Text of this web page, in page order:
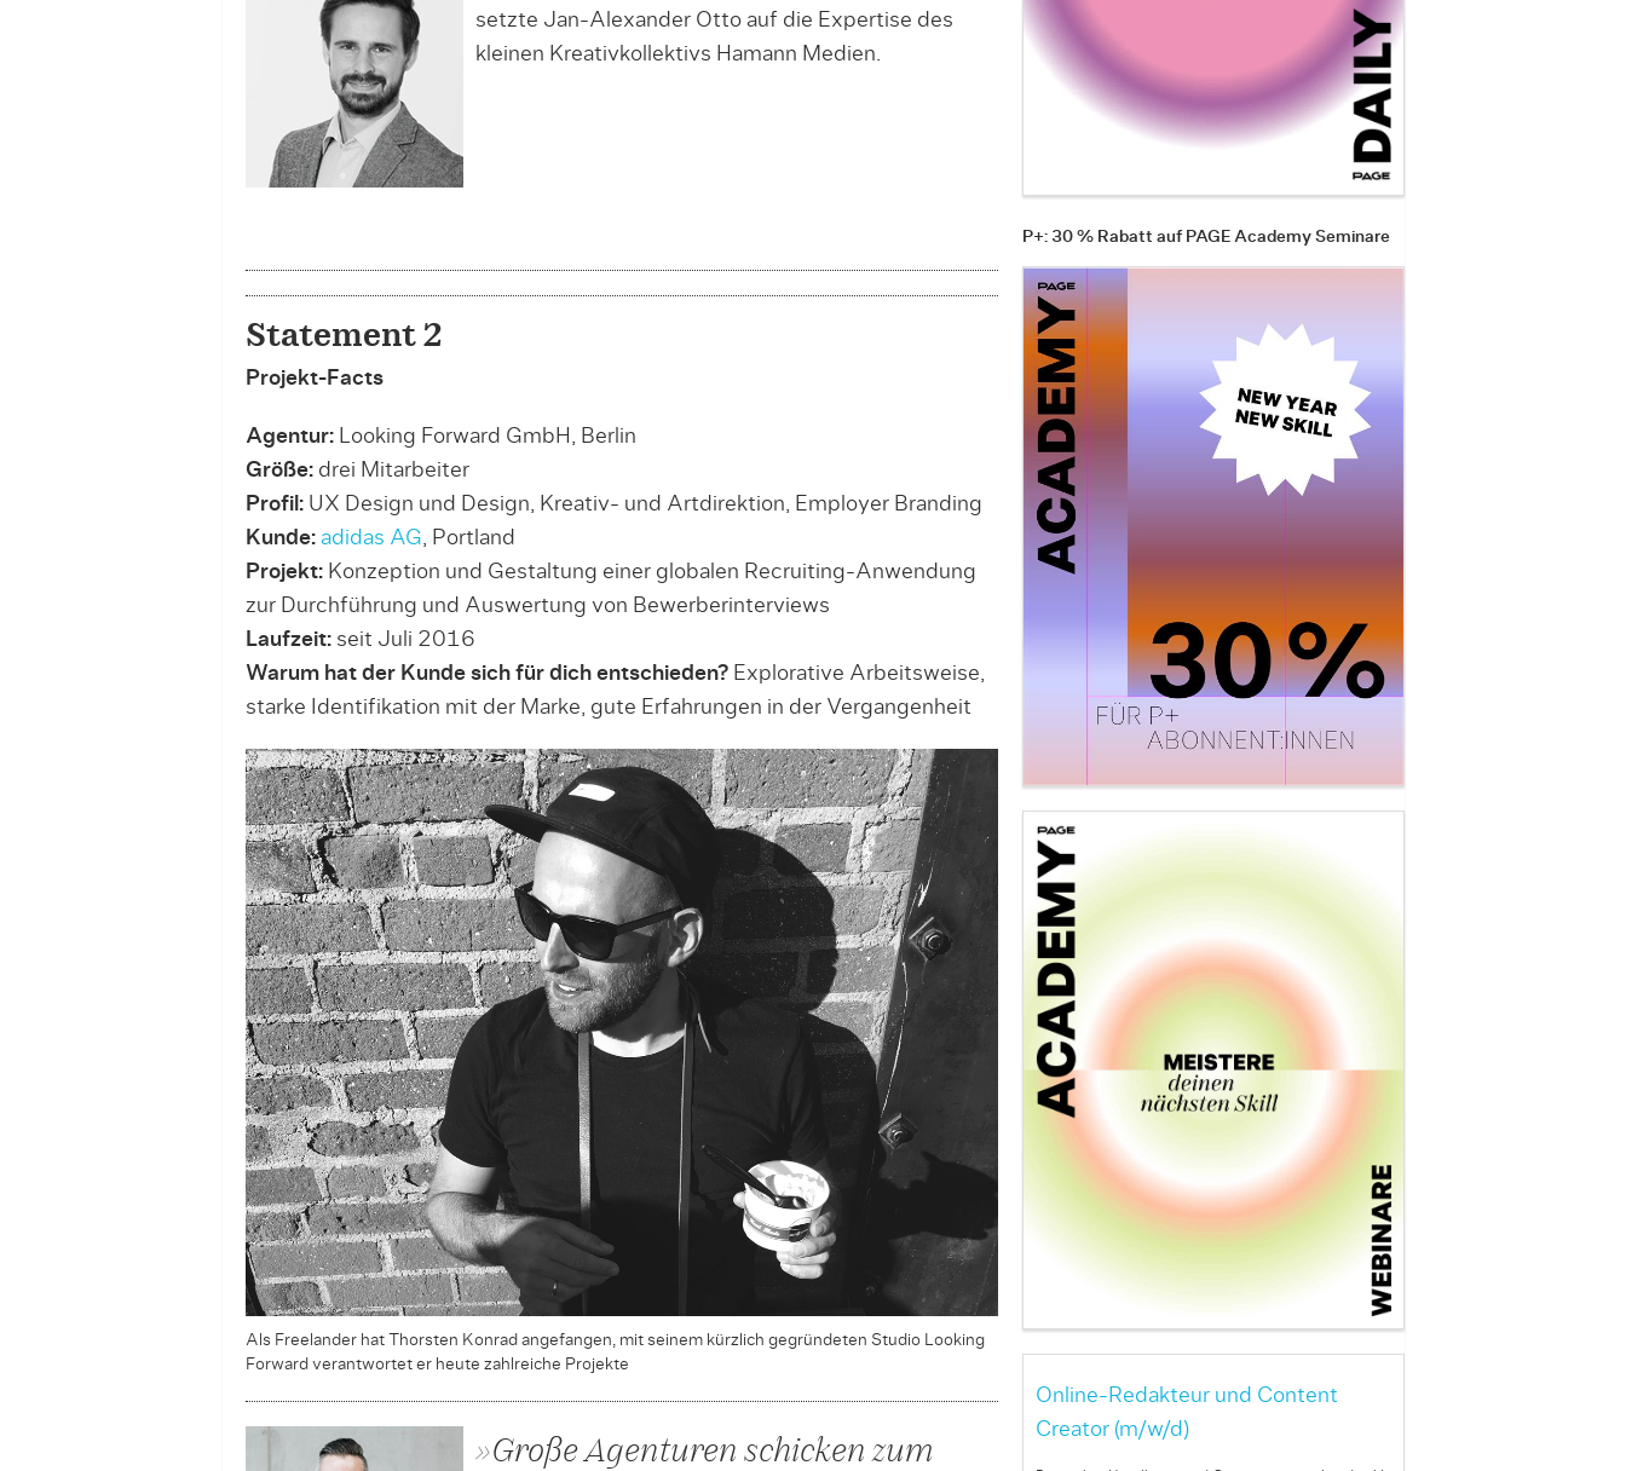
setzte Jan-Alexander Otto auf die Expertise des
kleinen Kreativkollektivs Hamann Medien.
Statement 2
Projekt-Facts
Agentur:Looking Forward GmbH, Berlin
Größe:drei Mitarbeiter
Profil:UX Design und Design, Kreativ- und Artdirektion, Employer Branding
Kunde: adidas AG, Portland
Projekt:Konzeption und Gestaltung einer globalen Recruiting-Anwendung
zur Durchführung und Auswertung von Bewerberinterviews
Laufzeit:seit Juli 2016
Warum hat der Kunde sich für dich entschieden?Explorative Arbeitsweise,
starke Identifikation mit der Marke, gute Erfahrungen in der Vergangenheit
Als Freelander hat Thorsten Konrad ange­fangen, mit seinem kürzlich gegründeten Studio Looking
Forward verantwortet er heute zahlreiche Projekte
»Große Agenturen schicken zum
P+: 30 % Rabatt auf PAGE Academy Seminare
Online-Redakteur und Content
Creator (m/w/d)